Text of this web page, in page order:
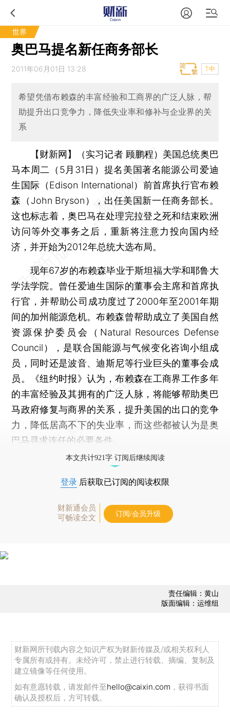
世界
奥巴马提名新任商务部长
2011年06月01日 13:28 T中
希望凭借布赖森的丰富经验和工商界的广泛人脉，帮
助提升出口竞争力，降低失业率和修补与企业界的关
系
【财新网】（实习记者 顾鹏程） 美国总统奥巴
马本周二（5月31日）提名美国著名能源公司爱迪
生国际（Edison International）前首席执行官布赖
森（John Bryson），出任美国新一任商务部长。
这也标志着，奥巴马在处理完拉登之死和结束欧洲
访问等外交事务之后，重新将注意力投向国内经
济，并开始为2012年总统大选布局。
现年67岁的布赖森毕业于斯坦福大学和耶鲁大
学法学院。曾任爱迪生国际的董事会主席和首席执
行官，并帮助公司成功度过了2000年至2001年期
间的加州能源危机。布赖森曾帮助成立了美国自然
资源保护委员会（Natural Resources Defense
Council），是联合国能源与气候变化咨询小组成
员，同时还是波音、迪斯尼等行业巨头的董事会成
员。《纽约时报》认为，布赖森在工商界工作多年
的丰富经验及其拥有的广泛人脉，将能够帮助奥巴
马政府修复与商界的关系，提升美国的出口的竞争
力，降低居高不下的失业率，而这些都被认为是奥
巴马寻求连任的必要条件。
本文共计921字 订阅后继续阅读
登录 后获取已订阅的阅读权限
财新通会员
可畅读全文
订阅/会员升级
责任编辑：黄山
版面编辑：运维组
财新网所刊载内容之知识产权为财新传媒及/或相关权利人
专属所有或持有。未经许可，禁止进行转载、摘编、复制及
建立镜像等任何使用。
如有意愿转载，请发邮件至hello@caixin.com ，获得书面
确认及授权后，方可转载。